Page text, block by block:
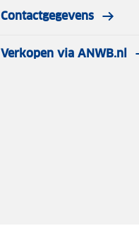
Contactgegevens
Verkopen via ANWB.nl